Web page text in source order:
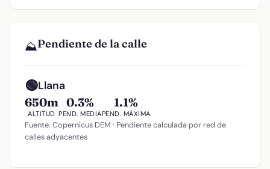
⛰️Pendiente de la calle
🟢Llana
650m
ALTITUD
0.3%
PEND. MEDIA
1.1%
PEND. MÁXIMA
Fuente: Copernicus DEM · Pendiente calculada por red de
calles adyacentes